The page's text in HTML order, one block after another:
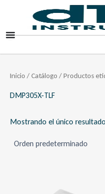
contenido
Inicio /Catálogo / Productos
DMP305X-TLF
Mostrando el único resultado